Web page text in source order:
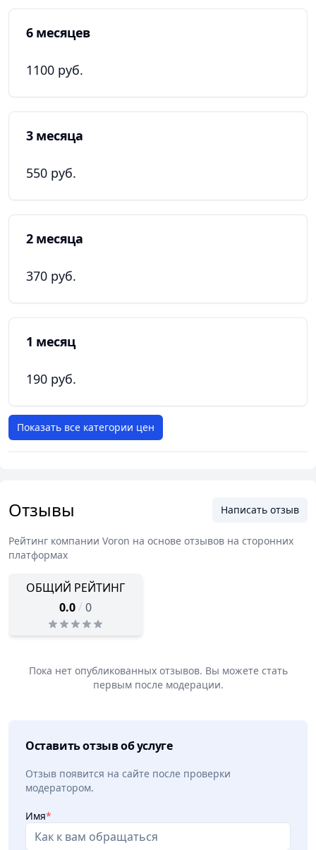
6 месяцев
1100 руб.
3 месяца
550 руб.
2 месяца
370 руб.
1 месяц
190 руб.
Показать все категории цен
Отзывы Написать отзыв
Рейтинг компании Voron на основе отзывов на сторонних
платформах
ОБЩИЙ РЕЙТИНГ
0.0 / 0
Пока нет опубликованных отзывов. Вы можете стать
первым после модерации.
Оставить отзыв об услуге
Отзыв появится на сайте после проверки
модератором.
Имя*